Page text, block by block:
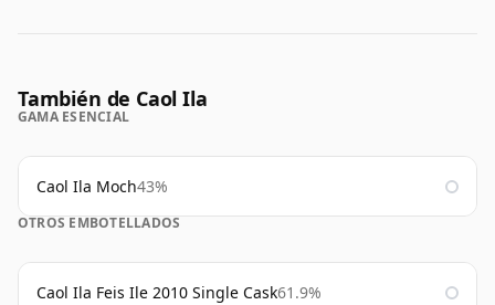
También de Caol Ila
GAMA ESENCIAL
Caol Ila Moch43%
OTROS EMBOTELLADOS
Caol Ila Feis Ile 2010 Single Cask61.9%